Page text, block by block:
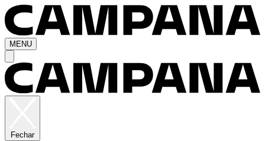
MENU
Fechar